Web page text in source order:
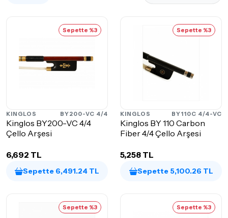
Sepette %3
KINGLOS BY200-VC 4/4
Kinglos BY200-VC 4/4
Çello Arşesi
6,692 TL
Sepette 6,491.24 TL
Sepette %3
KINGLOS BY110C 4/4-VC
Kinglos BY 110 Carbon
Fiber 4/4 Çello Arşesi
5,258 TL
Sepette 5,100.26 TL
Sepette %3 Sepette %3